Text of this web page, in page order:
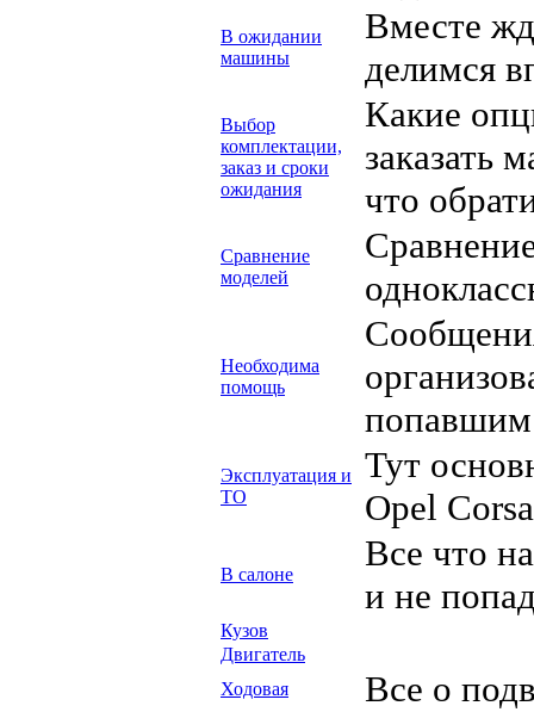
В ожидании
машины
Вместе
делимся
Выбор
комплектации,
заказ и сроки
ожидания
Какие
заказать
что
Сравнение
моделей
Необходима
помощь
попавшим
Эксплуатация и
ТО
Тут
Opel Corsa
В салоне
Все что
и не
Кузов
Двигатель
Ходовая
Все о